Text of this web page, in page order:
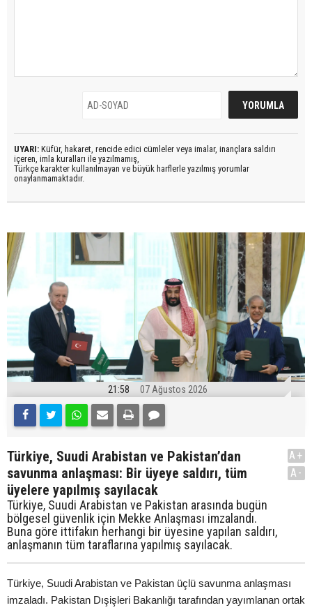
UYARI: Küfür, hakaret, rencide edici cümleler veya imalar, inançlara saldırı
içeren, imla kuralları ile yazılmamış,
Türkçe karakter kullanılmayan ve büyük harflerle yazılmış yorumlar
onaylanmamaktadır.
21:58 07 Ağustos 2026
Türkiye, Suudi Arabistan ve Pakistan’dan
savunma anlaşması: Bir üyeye saldırı, tüm
üyelere yapılmış sayılacak
Türkiye, Suudi Arabistan ve Pakistan arasında bugün
bölgesel güvenlik için Mekke Anlaşması imzalandı.
Buna göre ittifakın herhangi bir üyesine yapılan saldırı,
anlaşmanın tüm taraflarına yapılmış sayılacak.
A+
A-
Türkiye, Suudi Arabistan ve Pakistan üçlü savunma anlaşması
imzaladı. Pakistan Dışişleri Bakanlığı tarafından yayımlanan ortak